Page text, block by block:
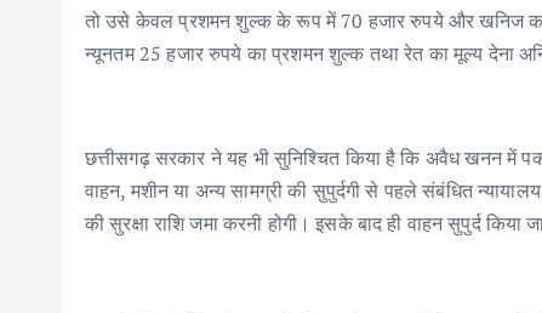
तो उसे केवल प्रशमन शुल्क के रूप में 70 हजार रुपये और खनिज का
न्यूनतम 25 हजार रुपये का प्रशमन शुल्क तथा रेत का मूल्य देना
छत्तीसगढ़ सरकार ने यह भी सुनिश्चित किया है कि अवैध खनन में
वाहन, मशीन या अन्य सामग्री की सुपुर्दगी से पहले संबंधित
की सुरक्षा राशि जमा करनी होगी। इसके बाद ही वाहन सुपुर्द किया